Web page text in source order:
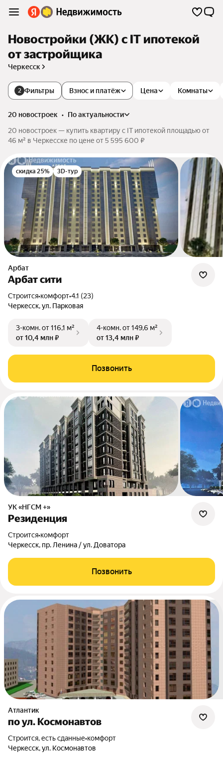
Новостройки (ЖК) с IT ипотекой
от застройщика
Черкесск
2 Фильтры Цена
Взнос и платёж Комнаты
20 новостроек •
по актуальности
20 новостроек — купить квартиру с IT ипотекой площадью от
46 м² в Черкесске по цене от 5 595 600 ₽
скидка 25% 3D-тур
Арбат
Арбат сити
Строится•комфорт•4.1 (23)
Черкесск, ул. Парковая
3-комн.от 116,1 м²
от 10,4 млн ₽
4-комн.от 149,6 м²
от 13,4 млн ₽
Позвонить
УК «НГСМ +»
Резиденция
Строится•комфорт
Черкесск, пр. Ленина / ул. Доватора
Позвонить
Атлантик
по ул. Космонавтов
Строится, есть сданные•комфорт
Черкесск, ул. Космонавтов